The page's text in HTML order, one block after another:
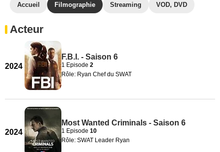
Accueil Filmographie Streaming VOD, DVD
Acteur
2024
F.B.I. - Saison 6
1 Episode 2
Rôle: Ryan Chef du SWAT
2024
Most Wanted Criminals - Saison 6
1 Episode 10
Rôle: SWAT Leader Ryan